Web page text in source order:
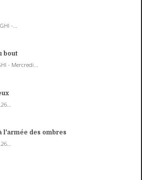
-...
bout
- Mercredi...
l'armée des ombres